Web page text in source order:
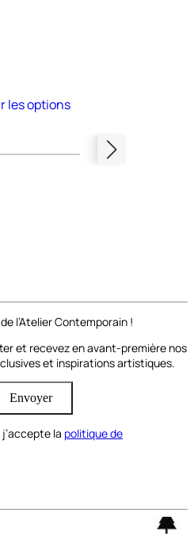
les options
l’Atelier Contemporain !
et recevez en avant-première nos
et inspirations artistiques.
Envoyer
la politique de